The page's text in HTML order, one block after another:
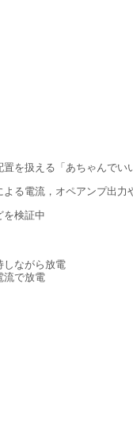
を扱える「あちゃんで
る電流，オペアンプ出力
を検証中
しながら放電
流で放電